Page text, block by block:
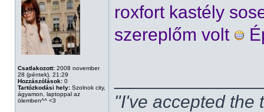
Csatlakozott: 2008 november
28 (péntek), 21:29
Hozzászólások: 0
Tartózkodási hely: Szolnok city,
ágyamon, laptoppal az
ölemben^^ <3
roxfort kastély
szereplőm volt
"I've accepted the